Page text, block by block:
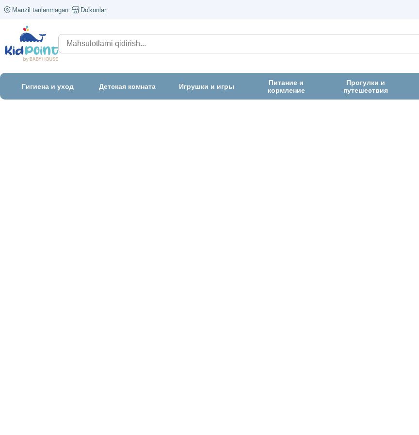
Manzil tanlanmagan Do'konlar
Гигиена и уход Детская комната Игрушки и игры
Питание и
кормление
Прогулки и
путешествия